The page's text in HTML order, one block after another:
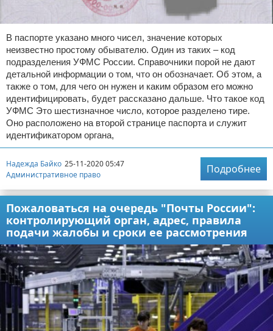
В паспорте указано много чисел, значение которых
неизвестно простому обывателю. Один из таких – код
подразделения УФМС России. Справочники порой не дают
детальной информации о том, что он обозначает. Об этом, а
также о том, для чего он нужен и каким образом его можно
идентифицировать, будет рассказано дальше. Что такое код
УФМС Это шестизначное число, которое разделено тире.
Оно расположено на второй странице паспорта и служит
идентификатором органа,
Надежда Байко 25-11-2020 05:47
Административное право
Подробнее
Пожаловаться на очередь "Почты России":
контролирующий орган, адрес, правила
подачи жалобы и сроки ее рассмотрения